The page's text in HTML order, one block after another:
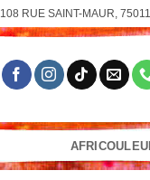
108 RUE SAINT-MAUR,